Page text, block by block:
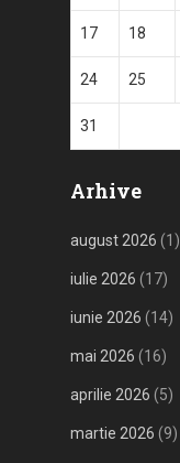
17 18
24 25
31
Arhive
august 2026 (1)
iulie 2026 (17)
iunie 2026 (14)
mai 2026 (16)
aprilie 2026 (5)
martie 2026 (9)